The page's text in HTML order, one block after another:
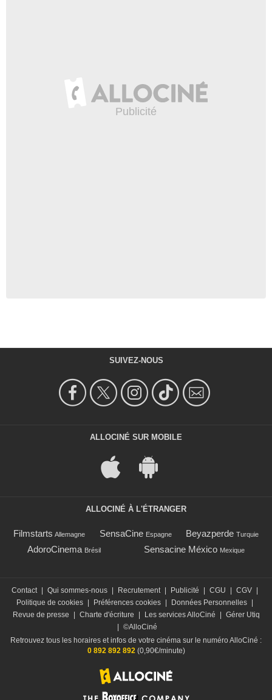
SUIVEZ-NOUS
ALLOCINÉ SUR MOBILE
ALLOCINÉ À L'ÉTRANGER
Filmstarts Allemagne SensaCine Espagne Beyazperde Turquie
AdoroCinema Brésil Sensacine México Mexique
Contact Qui sommes-nous Recrutement Publicité CGU CGV
Politique de cookies
Préférences cookies Données Personnelles
Revue de presse
Charte d'écriture Les services AlloCiné
Gérer Utiq
©AlloCiné
Retrouvez tous les horaires et infos de votre cinéma sur le numéro AlloCiné :
0 892 892 892(0,90€/minute)